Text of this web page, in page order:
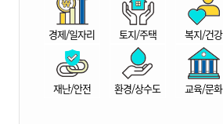
산
경제/일자리 토지/주택 복지/건강
재난/안전 환경/상수도 교육/문화